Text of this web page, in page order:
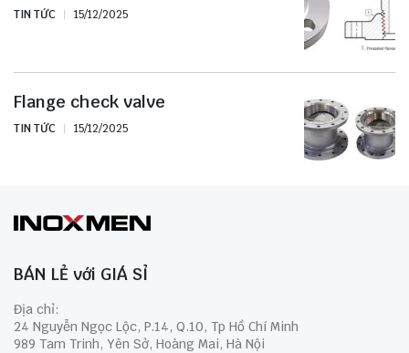
TIN TỨC 15/12/2025
Flange check valve
TIN TỨC 15/12/2025
BÁN LẺ với GIÁ SỈ
Địa chỉ:
24 Nguyễn Ngọc Lộc, P.14, Q.10, Tp Hồ Chí Minh
989 Tam Trinh, Yên Sở, Hoàng Mai, Hà Nội